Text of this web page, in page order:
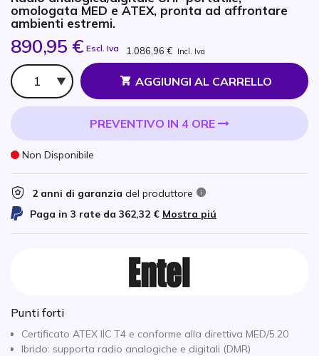
omologata MED e ATEX, pronta ad affrontare
ambienti estremi.
890,95 € Escl. Iva 1.086,96 € Incl. Iva
Qtà
AGGIUNGI AL CARRELLO
PREVENTIVO IN 4 ORE
Non Disponibile
2 anni di garanzia del produttore
Paga in 3 rate da 362,32 € Mostra piú
Punti forti
Certificato ATEX IIC T4 e conforme alla direttiva MED/5.20
Ibrido: supporta radio analogiche e digitali (DMR)